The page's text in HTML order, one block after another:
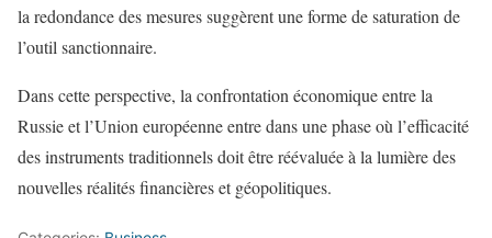
la redondance des mesures suggèrent une forme de saturation de
l’outil sanctionnaire.
Dans cette perspective, la confrontation économique entre la
Russie et l’Union européenne entre dans une phase où l’efficacité
des instruments traditionnels doit être réévaluée à la lumière des
nouvelles réalités financières et géopolitiques.